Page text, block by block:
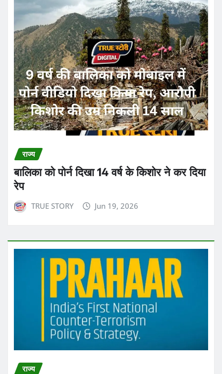
राज्य
बालिका को पोर्न दिखा 14 वर्ष के किशोर ने कर दिया
रेप
TRUE STORY Jun 19, 2026
राज्य